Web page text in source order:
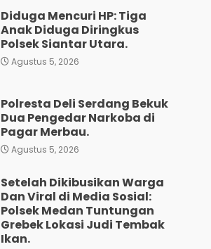
Diduga Mencuri HP: Tiga
Anak Diduga Diringkus
Polsek Siantar Utara.
Agustus 5, 2026
Polresta Deli Serdang Bekuk
Dua Pengedar Narkoba di
Pagar Merbau.
Agustus 5, 2026
Setelah Dikibusikan Warga
Dan Viral di Media Sosial:
Polsek Medan Tuntungan
Grebek Lokasi Judi Tembak
Ikan.